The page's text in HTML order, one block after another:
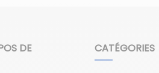
DE
CATÉGORIES